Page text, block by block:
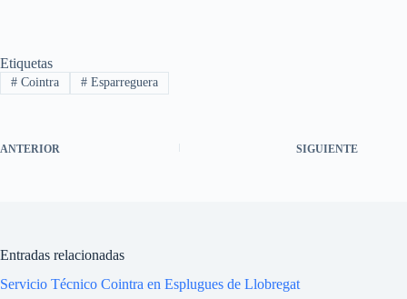
Etiquetas
#Cointra #Esparreguera
ANTERIOR SIGUIENTE
Entradas relacionadas
Servicio Técnico Cointra en Esplugues de Llobregat